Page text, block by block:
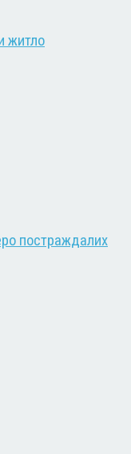
житло
постраждалих